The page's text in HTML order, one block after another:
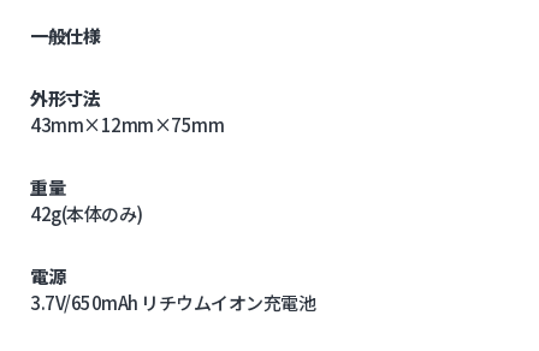
一般仕様
外形寸法
43mm×12mm×75mm
重量
42g(本体のみ)
電源
3.7V/650mAh リチウムイオン充電池